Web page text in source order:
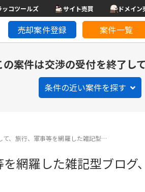
ッコツールズ サイト売買 ドメイン
売却案件登録 案件一覧
の案件は交渉の受付を終了して
条件の近い案件を探す
て、旅行、軍事等を網羅した雑記型…
網羅した雑記型ブログ